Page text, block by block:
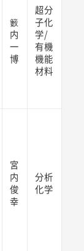
籔
内
一
博
超分
子化
学/
有機
機能
材料
宮
内
俊
幸
分析
化学